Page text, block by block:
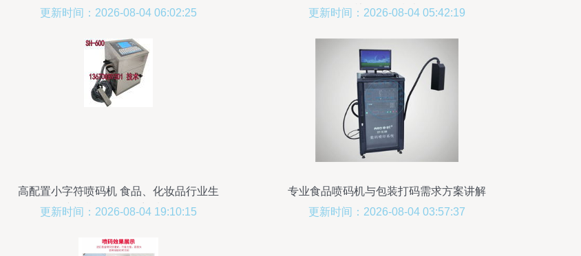
尽
更新时间：2026-08-04 06:02:25
熟练操作指南
更新时间：2026-08-04 05:42:19
高配置小字符喷码机 食品、化妆品行业生
产日期打印的理想选择
更新时间：2026-08-04 19:10:15
专业食品喷码机与包装打码需求方案讲解
更新时间：2026-08-04 03:57:37